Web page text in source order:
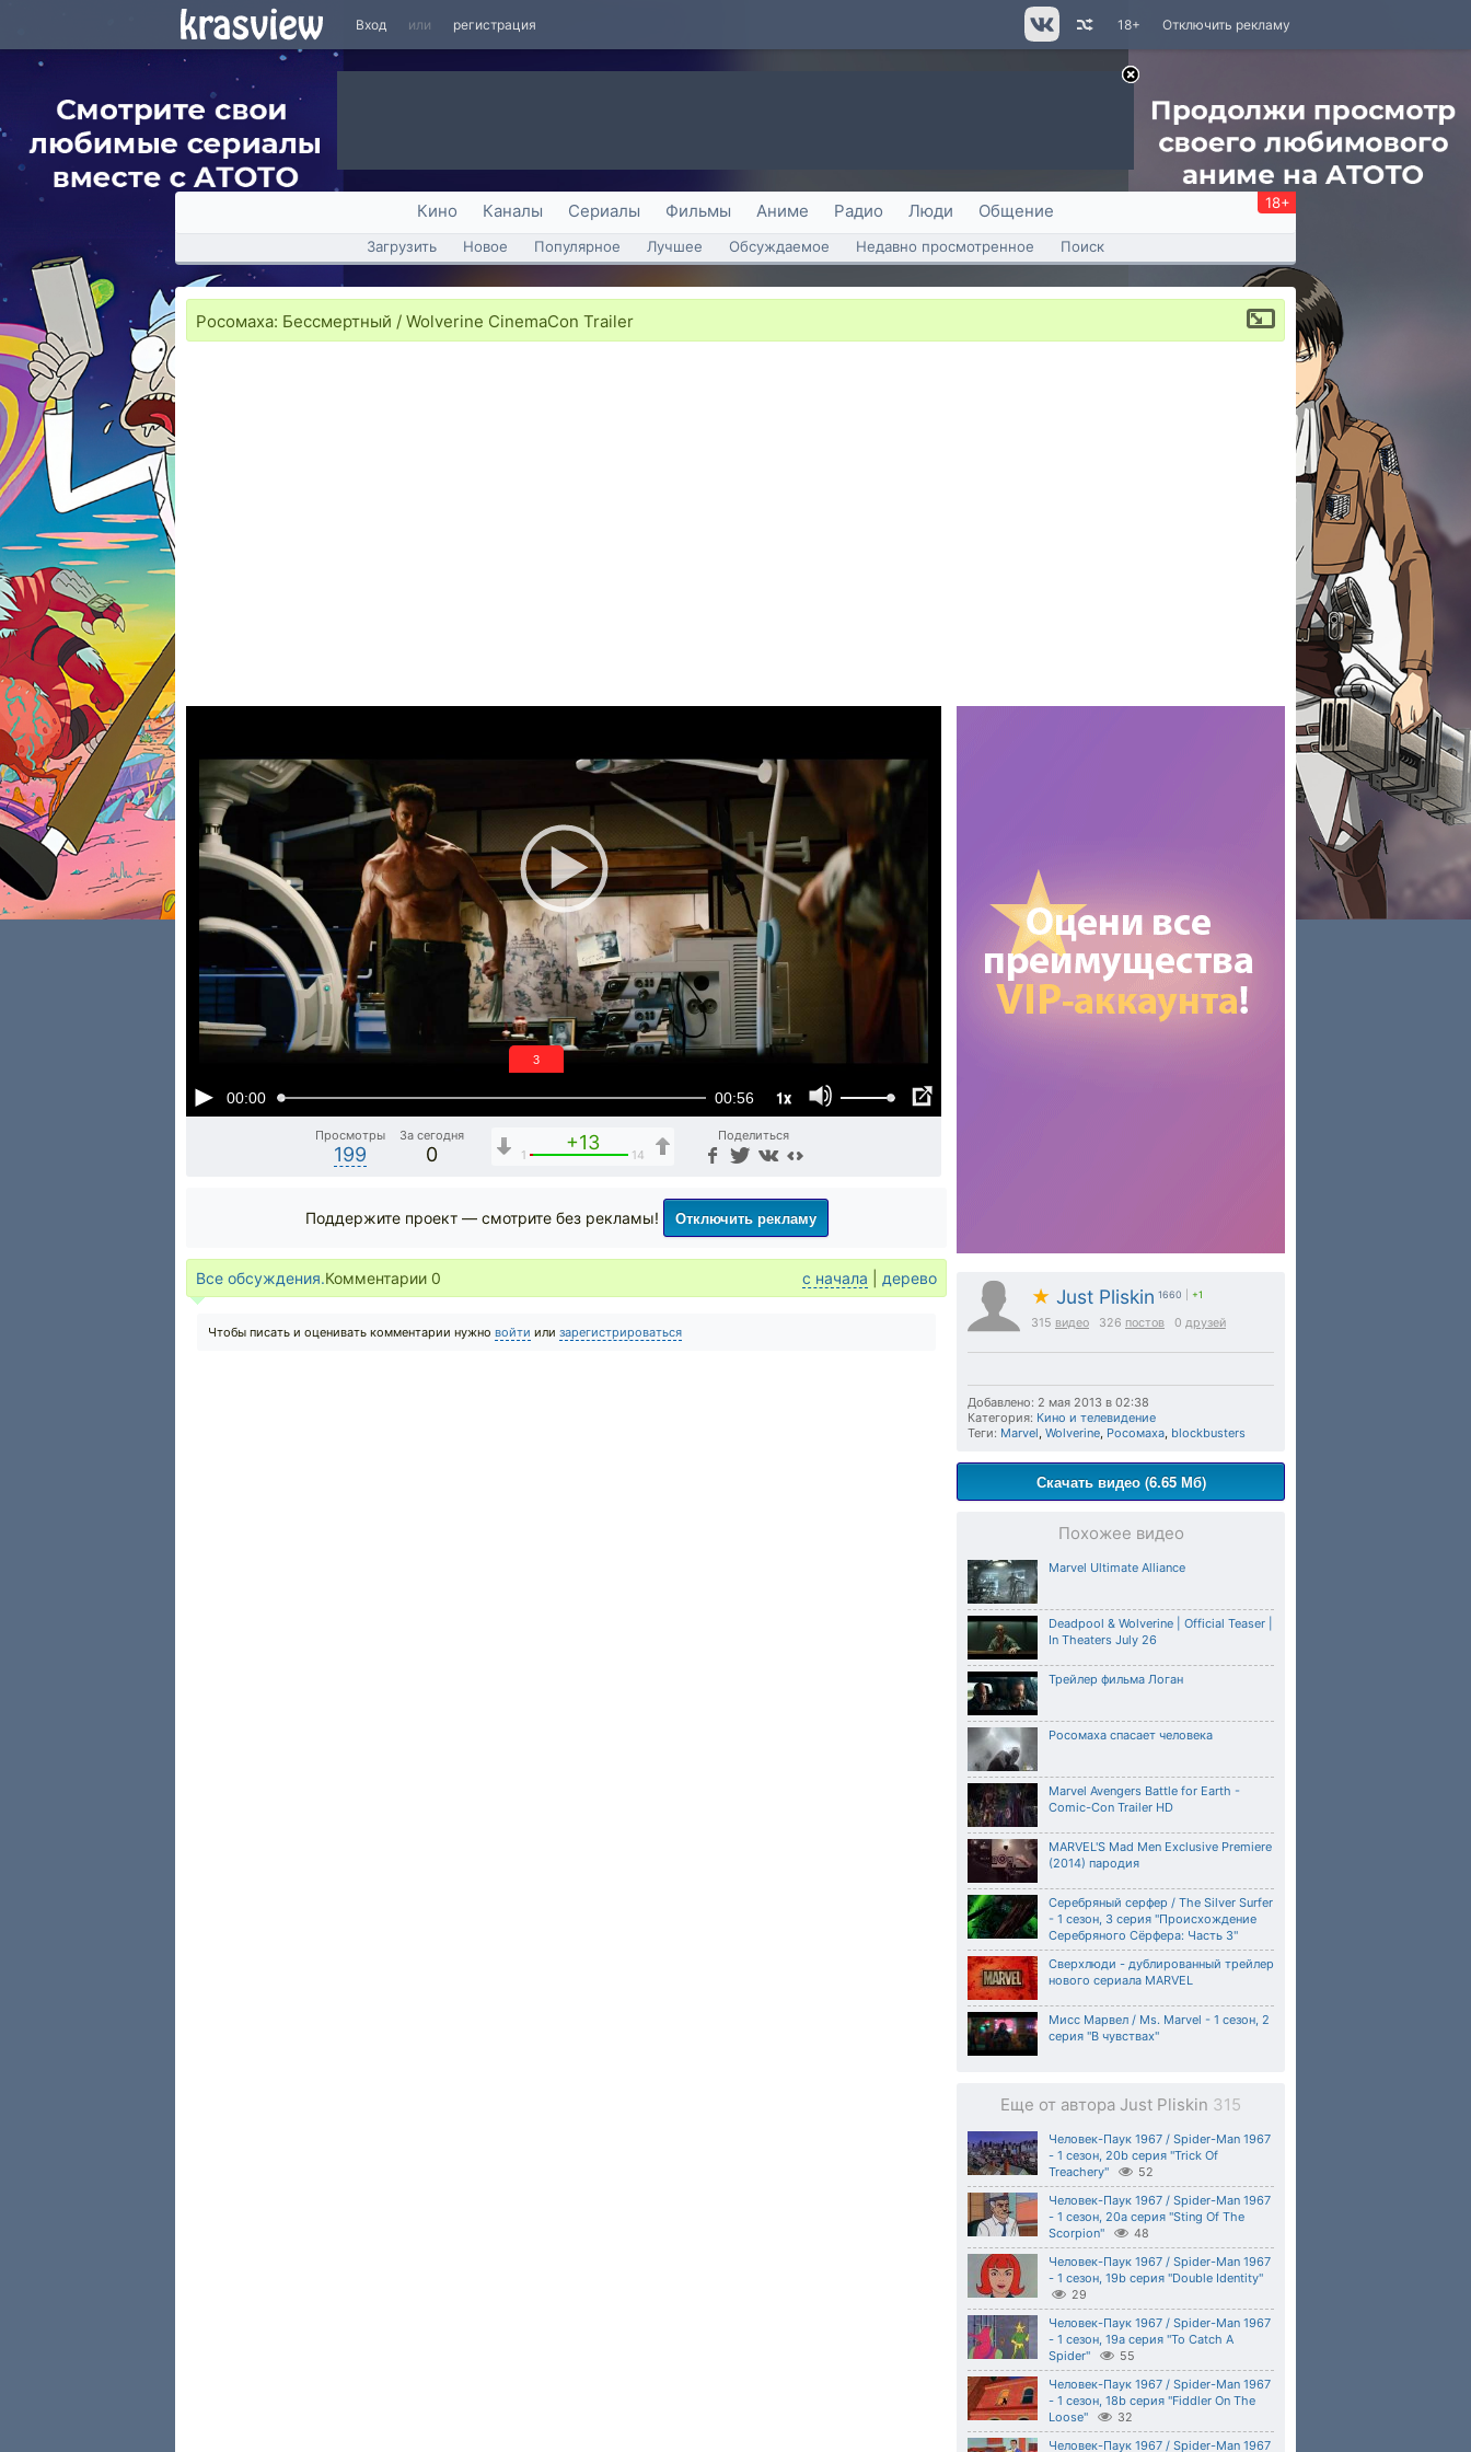
Вход или регистрация Отключить рекламу
18+
Кино Каналы Сериалы Фильмы Аниме Радио Люди Общение 18+
Загрузить Новое Популярное Лучшее Обсуждаемое Недавно просмотренное Поиск
Росомаха: Бессмертный / Wolverine CinemaCon Trailer
00:00 00:56 1x
2
Просмотры
199
За сегодня
0
+13
1 14
Поделиться
★ Just Pliskin 1660 +1
315 видео 326 постов 0 друзей
Добавлено: 2 мая 2013 в 02:38
Категория: Кино и телевидение
Теги: Marvel, Wolverine, Росомаха, blockbusters
Скачать видео (6.65 Мб)
Похожее видео
Marvel Ultimate Alliance
Deadpool & Wolverine | Official Teaser |
In Theaters July 26
Трейлер фильма Логан
Росомаха спасает человека
Marvel Avengers Battle for Earth -
Comic-Con Trailer HD
MARVEL'S Mad Men Exclusive Premiere
(2014) пародия
Серебряный серфер / The Silver Surfer
- 1 сезон, 3 серия "Происхождение
Серебряного Сёрфера: Часть 3"
Сверхлюди - дублированный трейлер
нового сериала MARVEL
Мисс Марвел / Ms. Marvel - 1 сезон, 2
серия "В чувствах"
Еще от автора Just Pliskin 315
Человек-Паук 1967 / Spider-Man 1967
- 1 сезон, 20b серия "Trick Of
Treachery"
52
Человек-Паук 1967 / Spider-Man 1967
- 1 сезон, 20a серия "Sting Of The
Scorpion"
48
Человек-Паук 1967 / Spider-Man 1967
- 1 сезон, 19b серия "Double Identity"
29
Человек-Паук 1967 / Spider-Man 1967
- 1 сезон, 19a серия "To Catch A
Spider"
55
Человек-Паук 1967 / Spider-Man 1967
- 1 сезон, 18b серия "Fiddler On The
Loose"
32
Человек-Паук 1967 / Spider-Man 1967
Поддержите проект — смотрите без рекламы! Отключить рекламу
Все обсуждения.Комментарии 0 с начала дерево
Чтобы писать и оценивать комментарии нужно войти или зарегистрироваться